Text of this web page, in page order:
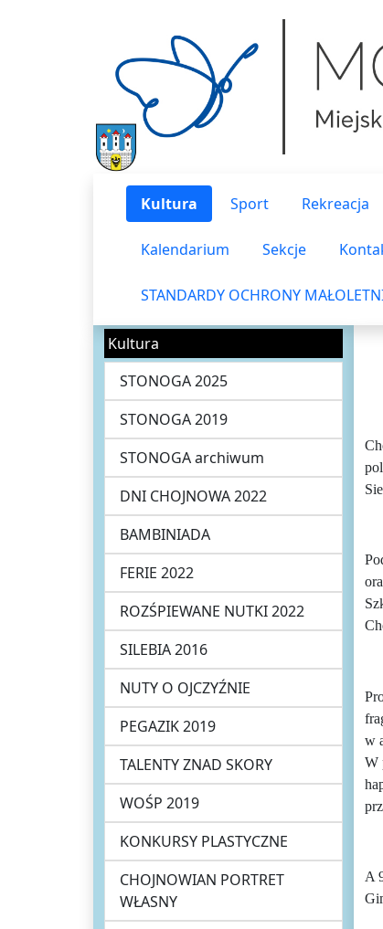
Kultura Sport Rekreacja
Kalendarium Sekcje
STANDARDY OCHRONY
Kultura
STONOGA 2025
STONOGA 2019
STONOGA archiwum
DNI CHOJNOWA 2022
BAMBINIADA
FERIE 2022
ROZŚPIEWANE NUTKI 2022
SILEBIA 2016
NUTY O OJCZYŹNIE
PEGAZIK 2019
TALENTY ZNAD SKORY
WOŚP 2019
KONKURSY PLASTYCZNE
CHOJNOWIAN PORTRET
WŁASNY
w
W
A